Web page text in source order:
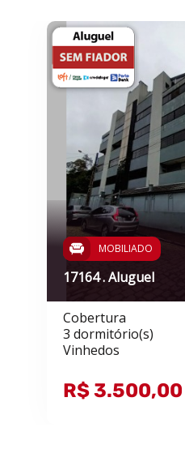
MOBILIADO
17164 . Aluguel
Cobertura
3 dormitório(s)
Vinhedos
R$ 3.500,00